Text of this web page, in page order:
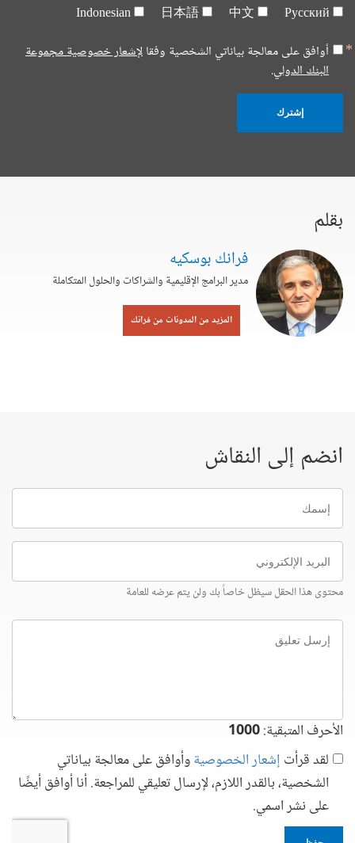
Русский
中文
日本語
Indonesian
أوافق على معالجة بياناتي الشخصية وفقالإشعار خصوصية مجموعة
البنك الدولي.
إشترك
بقلم
فرانك بوسكيه
مدير البرامج الإقليمية والشراكات والحلول المتكاملة
المزيد من المدونات من فرانك
انضم إلى النقاش
إسمك
البريد
الإلكتروني
محتوى هذا الحقل سيظل خاصاً بك ولن يتم عرضه للعامة
إرسل
تعليق
الأحرف المتبقية:1000
لقد قرأت إشعار الخصوصيةوأوافق على معالجة بياناتي
الشخصية، بالقدر اللازم، لإرسال تعليقي للمراجعة. أنا أوافق أيضًا
على نشر اسمي.